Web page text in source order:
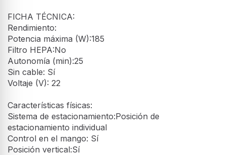
FICHA TÉCNICA:
Rendimiento:
Potencia máxima (W):185
Filtro HEPA:No
Autonomía (min):25
Sin cable: Sí
Voltaje (V): 22
Características físicas:
Sistema de estacionamiento:Posición de
estacionamiento individual
Control en el mango: Sí
Posición vertical:Sí